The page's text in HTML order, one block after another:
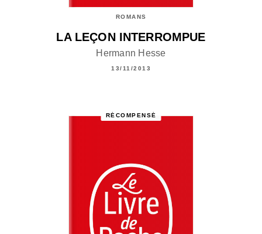
ROMANS
LA LEÇON INTERROMPUE
Hermann Hesse
13/11/2013
RÉCOMPENSÉ